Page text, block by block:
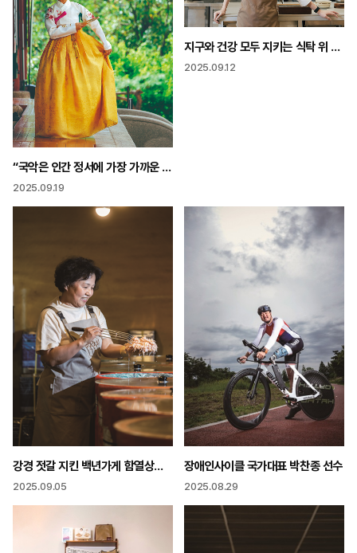
“국악은 인간 정서에 가장 가까운 음악 우리 소리에 모두 같이 눈 떠보세!”
2025.09.19
지구와 건강 모두 지키는 식탁 위 환경운동 “못난이 채소로도 미쉐린 요리 만들어요”
2025.09.12
강경 젓갈 지킨 백년가게 함열상회 최순덕 대표
2025.09.05
장애인사이클 국가대표 박찬종 선수
2025.08.29